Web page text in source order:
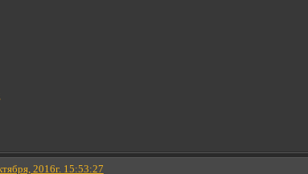
2016г. 15:53:27